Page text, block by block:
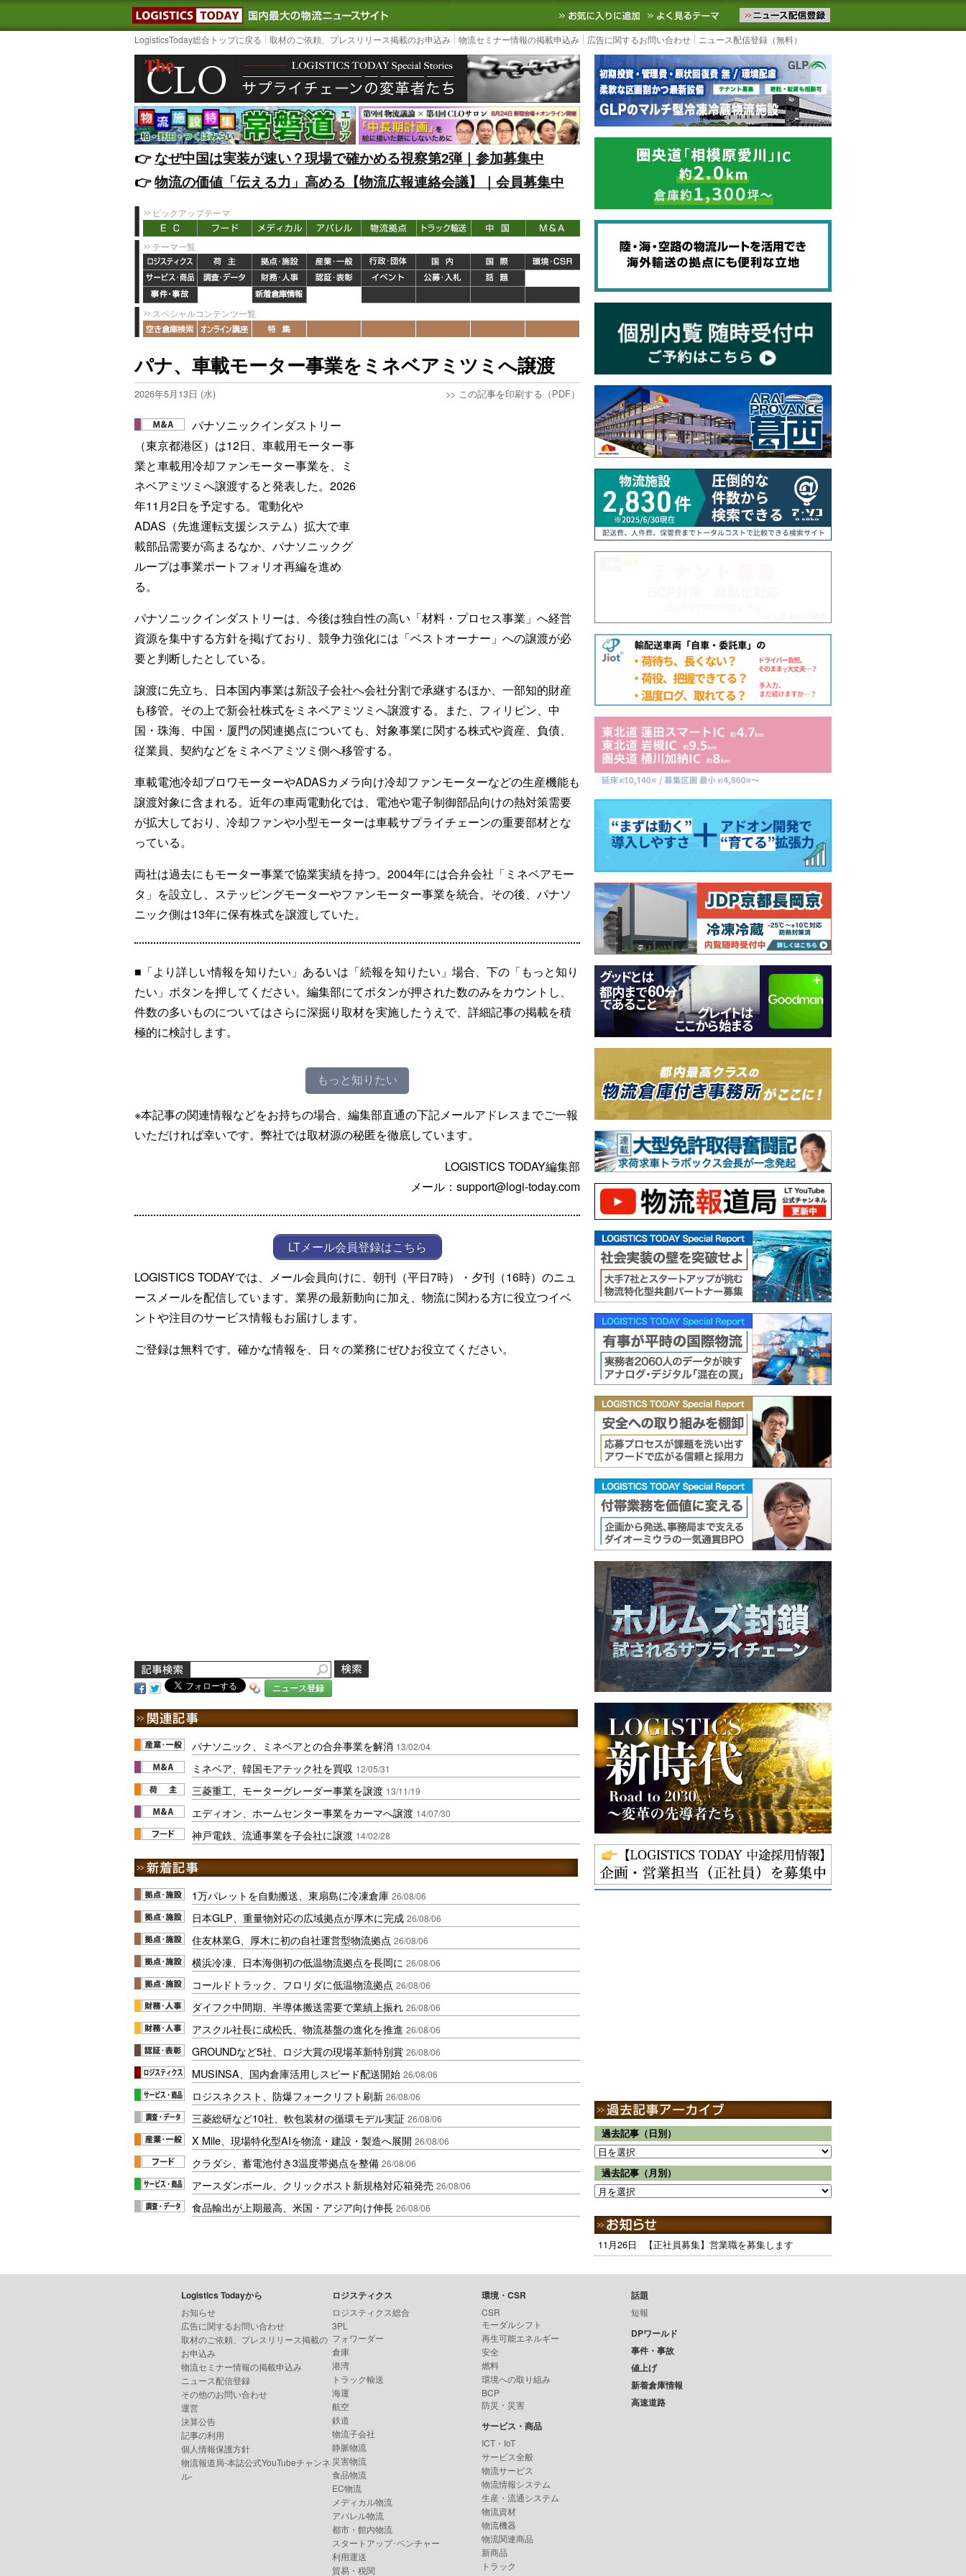
LOGISTICS TODAY｜国内最大の物流ニュースサイト3PL, SCMなど国内外の最新の物流ニュースをお届けします。物流ニュースメール配信を登録す
お気に入りに追加 よく見るテーマ
LogisticsToday総合トップに戻る 取材のご依頼、プレスリリース掲載のお申込み 物流セミナー情報の掲載申込み 広告に関するお問い合わせ ニュース配信登録（無料）
👉️なぜ中国は実装が速い？現場で確かめる視察第2弾｜参加募集中
👉️物流の価値「伝える力」高める【物流広報連絡会議】｜会員募集中
ピックアップテーマ
テーマ一覧
スペシャルコンテンツ一覧
パナ、車載モーター事業をミネベアミツミへ譲渡
2026年5月13日 (水) >> この記事を印刷する（PDF）
パナソニックインダストリー
（東京都港区）は12日、車載用モーター事
業と車載用冷却ファンモーター事業を、ミ
ネベアミツミへ譲渡すると発表した。2026
年11月2日を予定する。電動化や
ADAS（先進運転支援システム）拡大で車
載部品需要が高まるなか、パナソニックグ
ループは事業ポートフォリオ再編を進め
る。
パナソニックインダストリーは、今後は独自性の高い「材料・プロセス事業」へ経営
資源を集中する方針を掲げており、競争力強化には「ベストオーナー」への譲渡が必
要と判断したとしている。
譲渡に先立ち、日本国内事業は新設子会社へ会社分割で承継するほか、一部知的財産
も移管。その上で新会社株式をミネベアミツミへ譲渡する。また、フィリピン、中
国・珠海、中国・厦門の関連拠点についても、対象事業に関する株式や資産、負債、
従業員、契約などをミネベアミツミ側へ移管する。
車載電池冷却ブロワモーターやADASカメラ向け冷却ファンモーターなどの生産機能も
譲渡対象に含まれる。近年の車両電動化では、電池や電子制御部品向けの熱対策需要
が拡大しており、冷却ファンや小型モーターは車載サプライチェーンの重要部材とな
っている。
両社は過去にもモーター事業で協業実績を持つ。2004年には合弁会社「ミネベアモー
タ」を設立し、ステッピングモーターやファンモーター事業を統合。その後、パナソ
ニック側は13年に保有株式を譲渡していた。
■「より詳しい情報を知りたい」あるいは「続報を知りたい」場合、下の「もっと知り
たい」ボタンを押してください。編集部にてボタンが押された数のみをカウントし、
件数の多いものについてはさらに深掘り取材を実施したうえで、詳細記事の掲載を積
極的に検討します。
もっと知りたい
※本記事の関連情報などをお持ちの場合、編集部直通の下記メールアドレスまでご一報
いただければ幸いです。弊社では取材源の秘匿を徹底しています。
LOGISTICS TODAY編集部
メール：support@logi-today.com
LTメール会員登録はこちら
LOGISTICS TODAYでは、メール会員向けに、朝刊（平日7時）・夕刊（16時）のニュ
ースメールを配信しています。業界の最新動向に加え、物流に関わる方に役立つイベ
ントや注目のサービス情報もお届けします。
ご登録は無料です。確かな情報を、日々の業務にぜひお役立てください。
ニュース登録
パナソニック、ミネベアとの合弁事業を解消 13/02/04
ミネベア、韓国モアテック社を買収 12/05/31
三菱重工、モーターグレーダー事業を譲渡 13/11/19
エディオン、ホームセンター事業をカーマへ譲渡 14/07/30
神戸電鉄、流通事業を子会社に譲渡 14/02/28
1万パレットを自動搬送、東扇島に冷凍倉庫 26/08/06
日本GLP、重量物対応の広域拠点が厚木に完成 26/08/06
住友林業G、厚木に初の自社運営型物流拠点 26/08/06
横浜冷凍、日本海側初の低温物流拠点を長岡に 26/08/06
コールドトラック、フロリダに低温物流拠点 26/08/06
ダイフク中間期、半導体搬送需要で業績上振れ 26/08/06
アスクル社長に成松氏、物流基盤の進化を推進 26/08/06
GROUNDなど5社、ロジ大賞の現場革新特別賞 26/08/06
MUSINSA、国内倉庫活用しスピード配送開始 26/08/06
ロジスネクスト、防爆フォークリフト刷新 26/08/06
三菱総研など10社、軟包装材の循環モデル実証 26/08/06
X Mile、現場特化型AIを物流・建設・製造へ展開 26/08/06
クラダシ、蓄電池付き3温度帯拠点を整備 26/08/06
アースダンボール、クリックポスト新規格対応箱発売 26/08/06
食品輸出が上期最高、米国・アジア向け伸長 26/08/06
過去記事（日別）
過去記事（月別）
11月26日 【正社員募集】営業職を募集します
Logistics Todayから
お知らせ
広告に関するお問い合わせ
取材のご依頼、プレスリリース掲載の
お申込み
物流セミナー情報の掲載申込み
ニュース配信登録
その他のお問い合わせ
運営
決算公告
記事の利用
個人情報保護方針
物流報道局-本誌公式YouTubeチャンネ
ル-
ロジスティクス
ロジスティクス総合
3PL
フォワーダー
倉庫
港湾
トラック輸送
海運
航空
鉄道
物流子会社
静脈物流
災害物流
食品物流
EC物流
メディカル物流
アパレル物流
都市・館内物流
スタートアップ･ベンチャー
利用運送
貿易・税関
環境・CSR
CSR
モーダルシフト
再生可能エネルギー
安全
燃料
環境への取り組み
BCP
防災・災害
サービス・商品
ICT・IoT
サービス全般
物流サービス
物流情報システム
生産・流通システム
物流資材
物流機器
物流関連商品
新商品
トラック
話題
短報
DPワールド
事件・事故
値上げ
新着倉庫情報
高速道路